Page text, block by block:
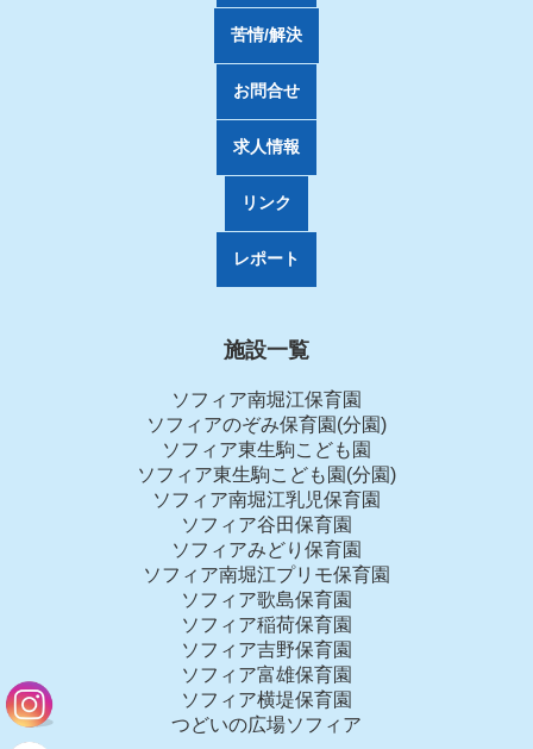
苦情/解決
お問合せ
求人情報
リンク
レポート
施設一覧
ソフィア南堀江保育園
ソフィアのぞみ保育園(分園)
ソフィア東生駒こども園
ソフィア東生駒こども園(分園)
ソフィア南堀江乳児保育園
ソフィア谷田保育園
ソフィアみどり保育園
ソフィア南堀江プリモ保育園
ソフィア歌島保育園
ソフィア稲荷保育園
ソフィア吉野保育園
ソフィア富雄保育園
ソフィア横堤保育園
つどいの広場ソフィア